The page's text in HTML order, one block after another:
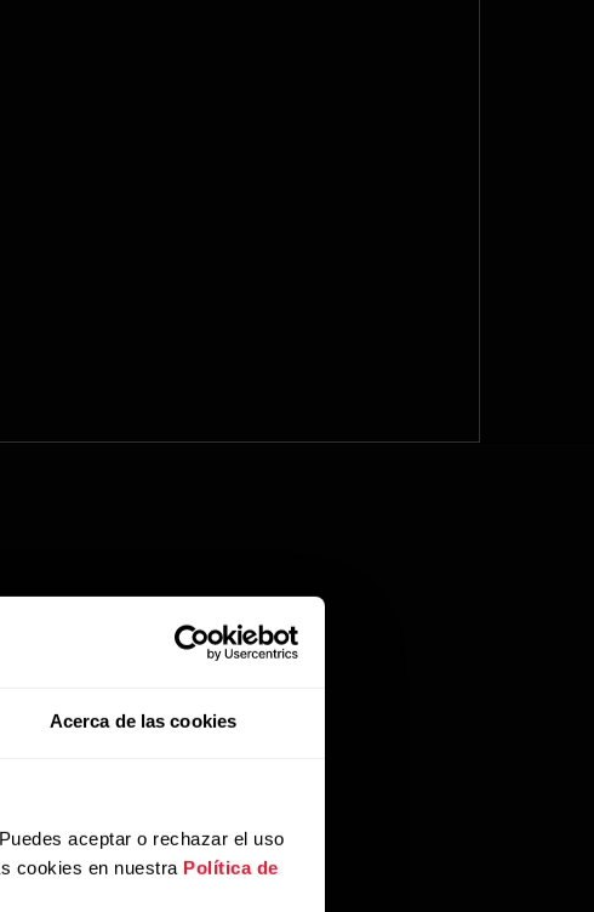
Acerca de las cookies
aceptar o rechazar el uso
cookies en nuestra Política de